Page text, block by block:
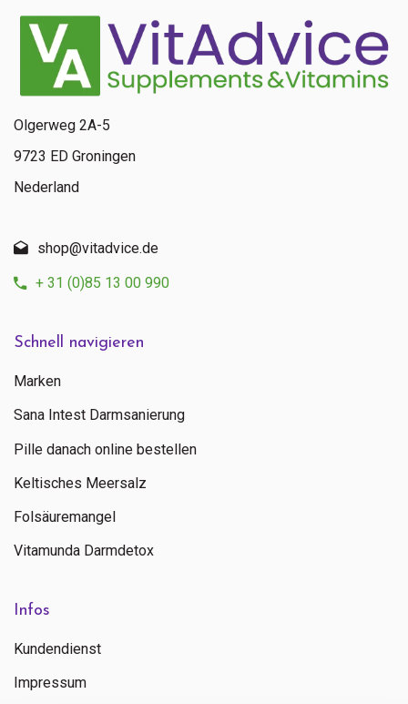
Schnell navigieren
Marken
Sana Intest Darmsanierung
Pille danach online bestellen
Keltisches Meersalz
Folsäuremangel
Vitamunda Darmdetox
Infos
Kundendienst
Impressum
Olgerweg 2A-5
9723 ED Groningen
Nederland
shop@vitadvice.de
+ 31 (0)85 13 00 990